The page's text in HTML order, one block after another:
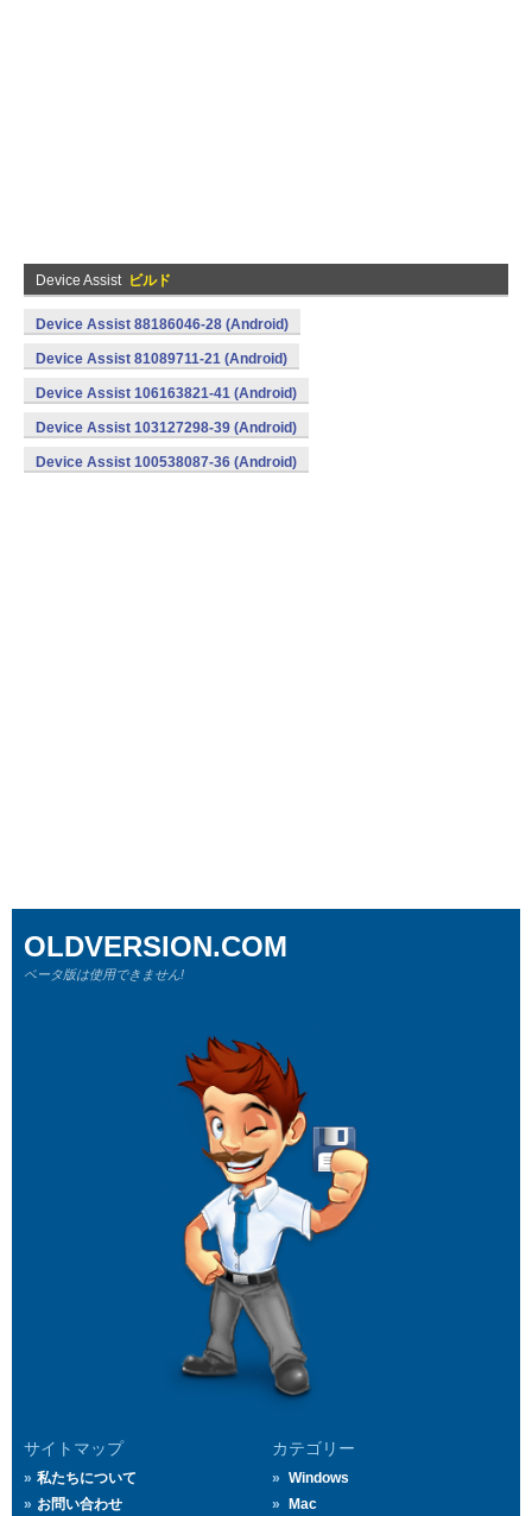
Device Assist ビルド
Device Assist 88186046-28 (Android)
Device Assist 81089711-21 (Android)
Device Assist 106163821-41 (Android)
Device Assist 103127298-39 (Android)
Device Assist 100538087-36 (Android)
サイトマップ
私たちについて
お問い合わせ
カテゴリー
Windows
Mac
OLDVERSION.COM
ベータ版は使用できません!